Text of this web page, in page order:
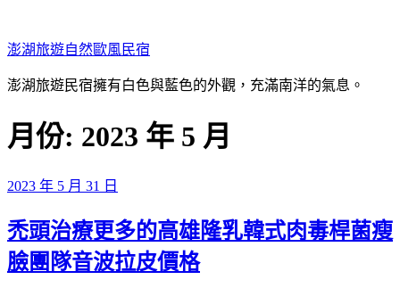
至
主
要
容
澎湖旅遊自然歐風民宿
澎湖旅遊民宿擁有白色與藍色的外觀，充滿南洋的氣息。
月份: 2023 年 5 月
發
於
2023 年 5 月 31 日
禿頭治療更多的高雄隆乳韓式肉毒桿菌瘦
臉團隊音波拉皮價格